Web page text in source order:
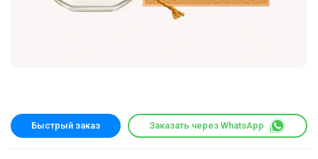
Быстрый заказ Заказать через WhatsApp